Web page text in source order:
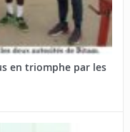
en triomphe par les